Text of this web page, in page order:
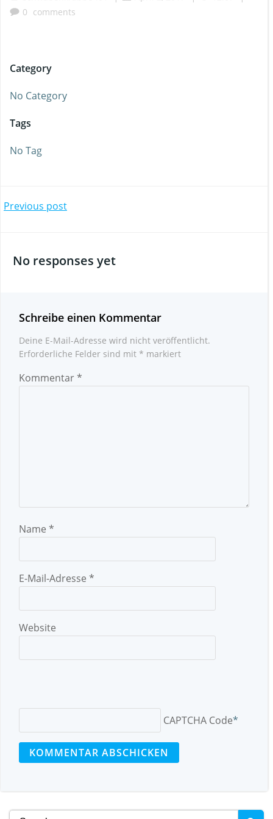
0 comments
Category
No Category
Tags
No Tag
Beitragsnavigation
Previous post
No responses yet
Schreibe einen Kommentar
Deine E-Mail-Adresse wird nicht veröffentlicht.
Erforderliche Felder sind mit * markiert
Kommentar*
Name *
E-Mail-Adresse *
Website
CAPTCHA Code*
Search